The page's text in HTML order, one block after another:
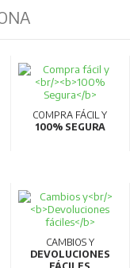
COMPRA FÁCIL Y
100% SEGURA
CAMBIOS Y
DEVOLUCIONES